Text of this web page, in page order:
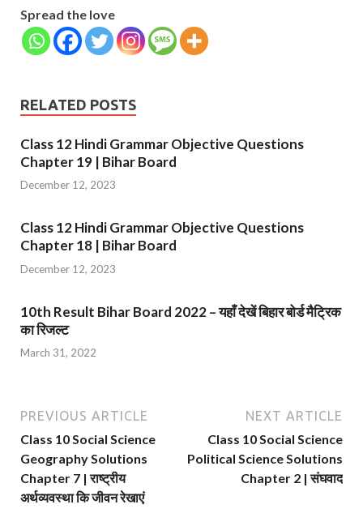
Spread the love
RELATED POSTS
Class 12 Hindi Grammar Objective Questions
Chapter 19 | Bihar Board
December 12, 2023
Class 12 Hindi Grammar Objective Questions
Chapter 18 | Bihar Board
December 12, 2023
10th Result Bihar Board 2022 – यहाँ देखें बिहार बोर्ड मैट्रिक
का रिजल्ट
March 31, 2022
PREVIOUS ARTICLE
Class 10 Social Science
Geography Solutions
Chapter 7 | राष्ट्रीय
अर्थव्यवस्था कि जीवन रेखाएं
NEXT ARTICLE
Class 10 Social Science
Political Science Solutions
Chapter 2 | संघवाद